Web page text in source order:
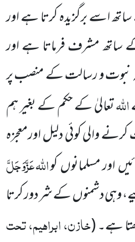
اسے برگزیدہ کرتا ہے اور
مشرف فرماتا ہے اور
نبوت و رسالت کے منصب پر
اللّٰہتعالیٰ کے حکم کے بغیر ہم
والی کوئی دلیل اورمعجزہ
اور مسلمانوںکواللّٰہعَزَّوَجَلَّ
وہی دشمنوںکے شر دور کرتا
ہے۔(خازن، ابراہیم، تحت